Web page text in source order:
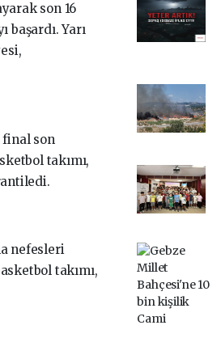
son 16
Yarı
final son
takımı,
nefesleri
takımı,